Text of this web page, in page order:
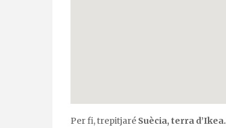
Per fi, trepitjaré Suècia, terra d’Ikea.